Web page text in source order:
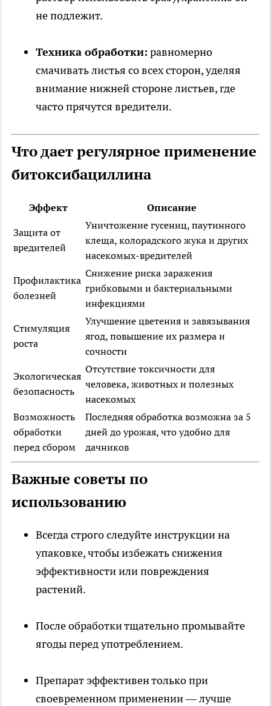
не подлежит.
Техника обработки: равномерно
смачивать листья со всех сторон, уделяя
внимание нижней стороне листьев, где
часто прячутся вредители.
Что дает регулярное применение
битоксибациллина
Эффект Описание
Защита от
вредителей
Уничтожение гусениц, паутинного
клеща, колорадского жука и других
насекомых-вредителей
Профилактика
болезней
Снижение риска заражения
грибковыми и бактериальными
инфекциями
Стимуляция
роста
Улучшение цветения и завязывания
ягод, повышение их размера и
сочности
Экологическая
безопасность
Отсутствие токсичности для
человека, животных и полезных
насекомых
Возможность
обработки
перед сбором
Последняя обработка возможна за 5
дней до урожая, что удобно для
дачников
Важные советы по
использованию
Всегда строго следуйте инструкции на
упаковке, чтобы избежать снижения
эффективности или повреждения
растений.
После обработки тщательно промывайте
ягоды перед употреблением.
Препарат эффективен только при
своевременном применении — лучше